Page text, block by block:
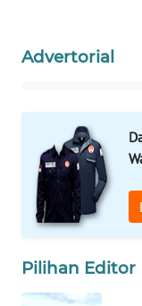
Advertorial
Pilihan Editor
WAHANA
WAHANA
TRAVEL
WAHANA
TV
ID